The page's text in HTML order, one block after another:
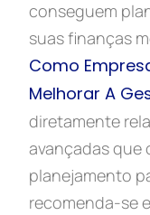
conseguem
suas finanças
Como
Melhorar A
diretamente
avançadas que
planejamento
recomenda-se